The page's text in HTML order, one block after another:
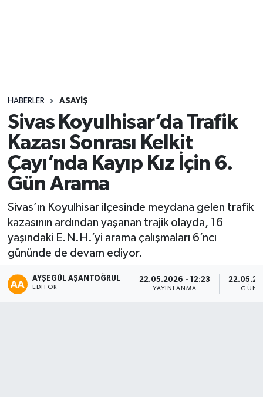
HABERLER ASAYIŞ
Sivas Koyulhisar’da Trafik
Kazası Sonrası Kelkit
Çayı’nda Kayıp Kız İçin 6.
Gün Arama
Sivas’ın Koyulhisar ilçesinde meydana gelen trafik
kazasının ardından yaşanan trajik olayda, 16
yaşındaki E.N.H.’yi arama çalışmaları 6’ncı
gününde de devam ediyor.
AYŞEGÜL AŞANTOĞRUL
EDITÖR
22.05.2026 - 12:23
YAYINLANMA
Yaşam